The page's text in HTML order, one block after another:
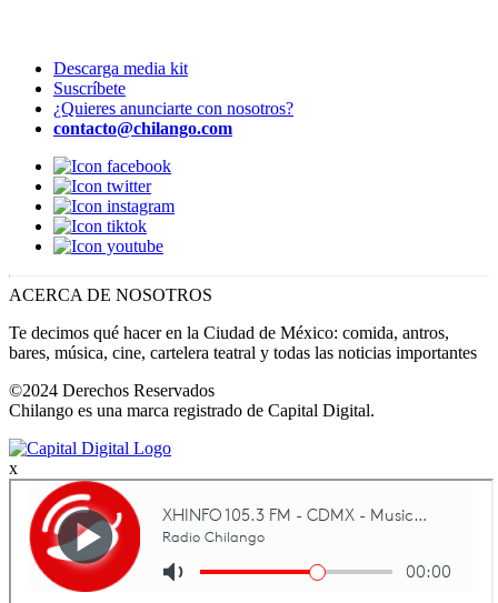
Descarga media kit
Suscríbete
¿Quieres anunciarte con nosotros?
contacto@chilango.com
ACERCA DE NOSOTROS
Te decimos qué hacer en la Ciudad de México: comida, antros,
bares, música, cine, cartelera teatral y todas las noticias importantes
©2024 Derechos Reservados
Chilango es una marca registrado de Capital Digital.
x